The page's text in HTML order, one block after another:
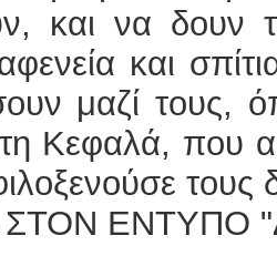
και να δουν
και
μαζί τους,
Κεφαλά, που
τους
ΣΤΟΝ ΕΝΤΥΠΟ